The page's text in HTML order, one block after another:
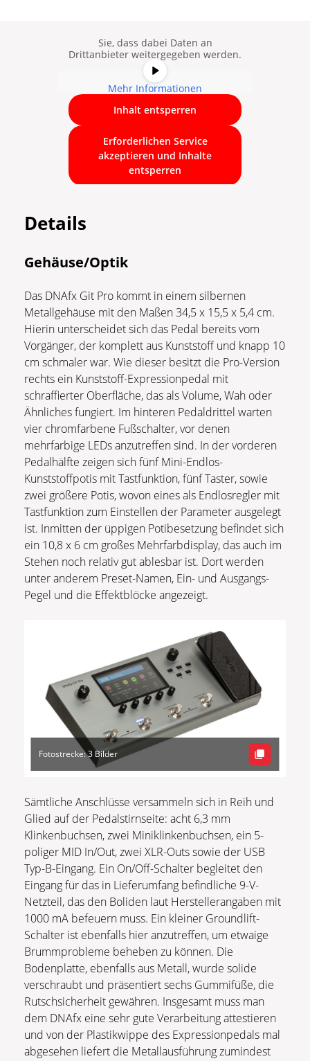
Sie, dass dabei Daten an
Drittanbieter weitergegeben werden.
Mehr Informationen
Inhalt entsperren
Erforderlichen Service
akzeptieren und Inhalte
entsperren
Details
Gehäuse/Optik
Das DNAfx Git Pro kommt in einem silbernen
Metallgehäuse mit den Maßen 34,5 x 15,5 x 5,4 cm.
Hierin unterscheidet sich das Pedal bereits vom
Vorgänger, der komplett aus Kunststoff und knapp 10
cm schmaler war. Wie dieser besitzt die Pro-Version
rechts ein Kunststoff-Expressionpedal mit
schraffierter Oberfläche, das als Volume, Wah oder
Ähnliches fungiert. Im hinteren Pedaldrittel warten
vier chromfarbene Fußschalter, vor denen
mehrfarbige LEDs anzutreffen sind. In der vorderen
Pedalhälfte zeigen sich fünf Mini-Endlos-
Kunststoffpotis mit Tastfunktion, fünf Taster, sowie
zwei größere Potis, wovon eines als Endlosregler mit
Tastfunktion zum Einstellen der Parameter ausgelegt
ist. Inmitten der üppigen Potibesetzung befindet sich
ein 10,8 x 6 cm großes Mehrfarbdisplay, das auch im
Stehen noch relativ gut ablesbar ist. Dort werden
unter anderem Preset-Namen, Ein- und Ausgangs-
Pegel und die Effektblöcke angezeigt.
Fotostrecke: 3 Bilder
Sämtliche Anschlüsse versammeln sich in Reih und
Glied auf der Pedalstirnseite: acht 6,3 mm
Klinkenbuchsen, zwei Miniklinkenbuchsen, ein 5-
poliger MID In/Out, zwei XLR-Outs sowie der USB
Typ-B-Eingang. Ein On/Off-Schalter begleitet den
Eingang für das in Lieferumfang befindliche 9-V-
Netzteil, das den Boliden laut Herstellerangaben mit
1000 mA befeuern muss. Ein kleiner Groundlift-
Schalter ist ebenfalls hier anzutreffen, um etwaige
Brummprobleme beheben zu können. Die
Bodenplatte, ebenfalls aus Metall, wurde solide
verschraubt und präsentiert sechs Gummifüße, die
Rutschsicherheit gewähren. Insgesamt muss man
dem DNAfx eine sehr gute Verarbeitung attestieren
und von der Plastikwippe des Expressionpedals mal
abgesehen liefert die Metallausführung zumindest